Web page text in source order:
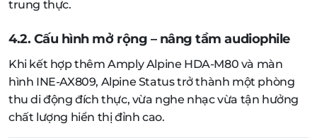
trung thực.
4.2. Cấu hình mở rộng – nâng tầm audiophile
Khi kết hợp thêm Amply Alpine HDA-M80 và màn
hình INE-AX809, Alpine Status trở thành một phòng
thu di động đích thực, vừa nghe nhạc vừa tận hưởng
chất lượng hiển thị đỉnh cao.